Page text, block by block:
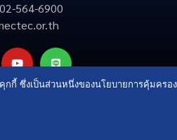
564-6900
กกี้ ซึ่งเป็นส่วนหนึ่งของนโยบายการคุ้มคร